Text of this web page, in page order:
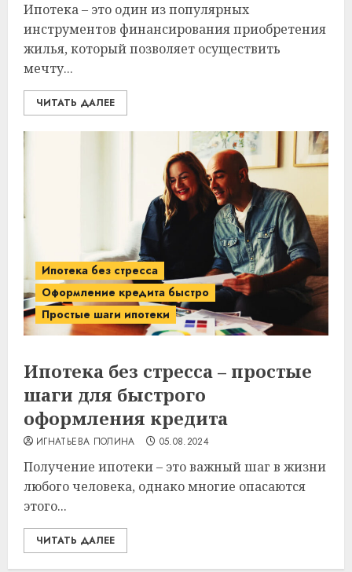
Ипотека – это один из популярных
инструментов финансирования приобретения
жилья, который позволяет осуществить
мечту...
ЧИТАТЬ ДАЛЕЕ
Ипотека без стресса
Оформление кредита быстро
Простые шаги ипотеки
Ипотека без стресса – простые
шаги для быстрого
оформления кредита
ИГНАТЬЕВА ПОЛИНА 05.08.2024
Получение ипотеки – это важный шаг в жизни
любого человека, однако многие опасаются
этого...
ЧИТАТЬ ДАЛЕЕ